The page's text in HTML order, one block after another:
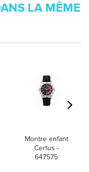
LA MÊME
Montre enfant
Certus -
647575